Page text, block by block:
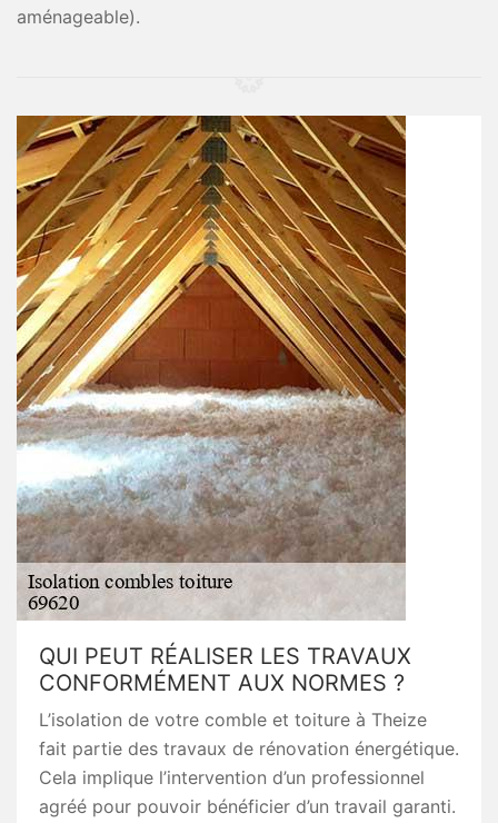
aménageable).
QUI PEUT RÉALISER LES TRAVAUX
CONFORMÉMENT AUX NORMES ?
L’isolation de votre comble et toiture à Theize
fait partie des travaux de rénovation énergétique.
Cela implique l’intervention d’un professionnel
agréé pour pouvoir bénéficier d’un travail garanti.